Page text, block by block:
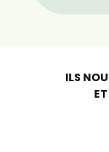
ILS